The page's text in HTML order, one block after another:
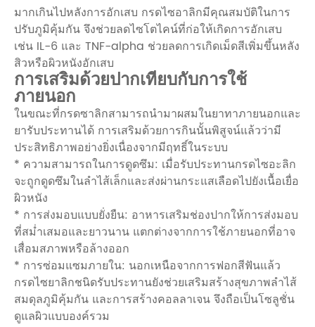
มากเกินไปหลังการอักเสบ กรดไซอาลิกมีคุณสมบัติในการ
ปรับภูมิคุ้มกัน จึงช่วยลดไซโตไคน์ที่ก่อให้เกิดการอักเสบ
เช่น IL-6 และ TNF-alpha ช่วยลดการเกิดเม็ดสีเพิ่มขึ้นหลัง
สิวหรือผิวหนังอักเสบ
การเสริมด้วยปากเทียบกับการใช้
ภายนอก
ในขณะที่กรดซาลิกสามารถนำมาผสมในยาทาภายนอกและ
ยารับประทานได้ การเสริมด้วยการกินนั้นพิสูจน์แล้วว่ามี
ประสิทธิภาพอย่างยิ่งเนื่องจากมีฤทธิ์ในระบบ
* ความสามารถในการดูดซึม: เมื่อรับประทานกรดไซอะลิก
จะถูกดูดซึมในลำไส้เล็กและส่งผ่านกระแสเลือดไปยังเนื้อเยื่อ
ผิวหนัง
* การส่งมอบแบบยั่งยืน: อาหารเสริมช่องปากให้การส่งมอบ
ที่สม่ำเสมอและยาวนาน แตกต่างจากการใช้ภายนอกที่อาจ
เสื่อมสภาพหรือล้างออก
* การซ่อมแซมภายใน: นอกเหนือจากการฟอกสีฟันแล้ว
กรดไซยาลิกชนิดรับประทานยังช่วยเสริมสร้างสุขภาพลำไส้
สมดุลภูมิคุ้มกัน และการสร้างคอลลาเจน จึงถือเป็นโซลูชั่น
ดูแลผิวแบบองค์รวม